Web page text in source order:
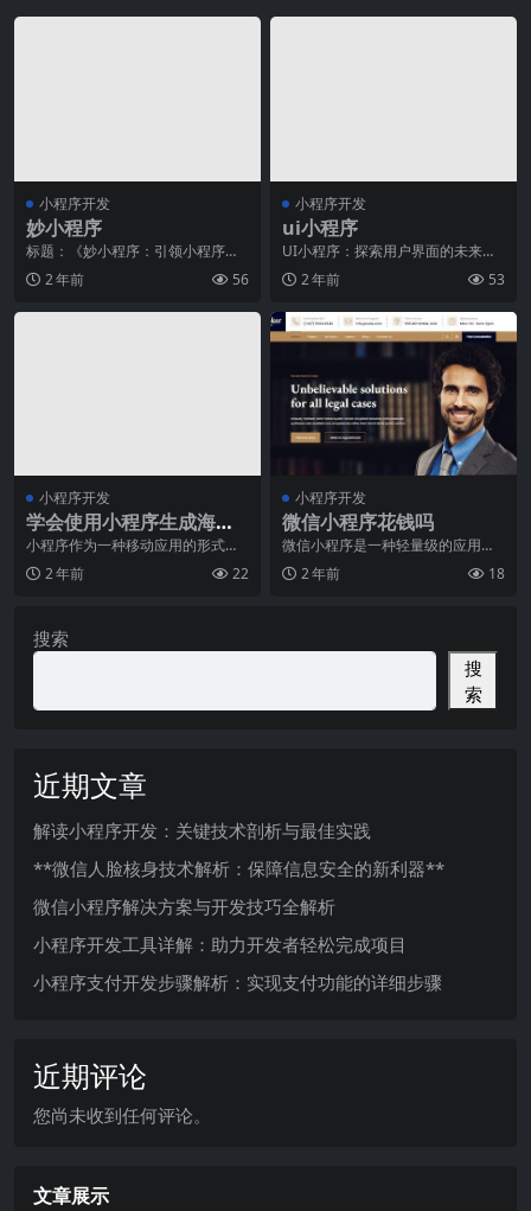
小程序开发
妙小程序
标题：《妙小程序：引领小程序开
发新潮流的首要推荐平台》正文：
随着移动互联网的快速
2 年前 56
小程序开发
ui小程序
UI小程序：探索用户界面的未来随
着智能手机的普及和移动互联网的
快速发展，移动应用
2 年前 53
小程序开发
学会使用小程序生成海
报，提升品牌曝光率
小程序作为一种移动应用的形式，
已经在近些年迅速崛起，并在商业
领域中发挥着越来越重
2 年前 22
小程序开发
微信小程序花钱吗
微信小程序是一种轻量级的应用程
序，用户可以通过微信进行快速的
使用和分享。在过去的
2 年前 18
搜索
搜
索
近期文章
解读小程序开发：关键技术剖析与最佳实践
**微信人脸核身技术解析：保障信息安全的新利器**
微信小程序解决方案与开发技巧全解析
小程序开发工具详解：助力开发者轻松完成项目
小程序支付开发步骤解析：实现支付功能的详细步骤
近期评论
您尚未收到任何评论。
文章展示